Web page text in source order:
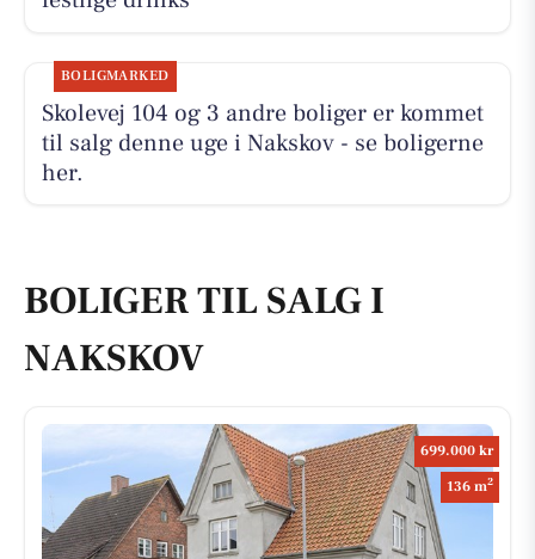
BOLIGMARKED
Skolevej 104 og 3 andre boliger er kommet
til salg denne uge i Nakskov - se boligerne
her.
BOLIGER TIL SALG I
NAKSKOV
699.000 kr
136 m2